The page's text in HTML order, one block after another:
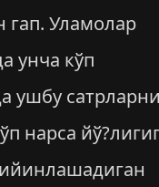
гап. Уламолар
унча кўп
ушбу сатрларни
нарса